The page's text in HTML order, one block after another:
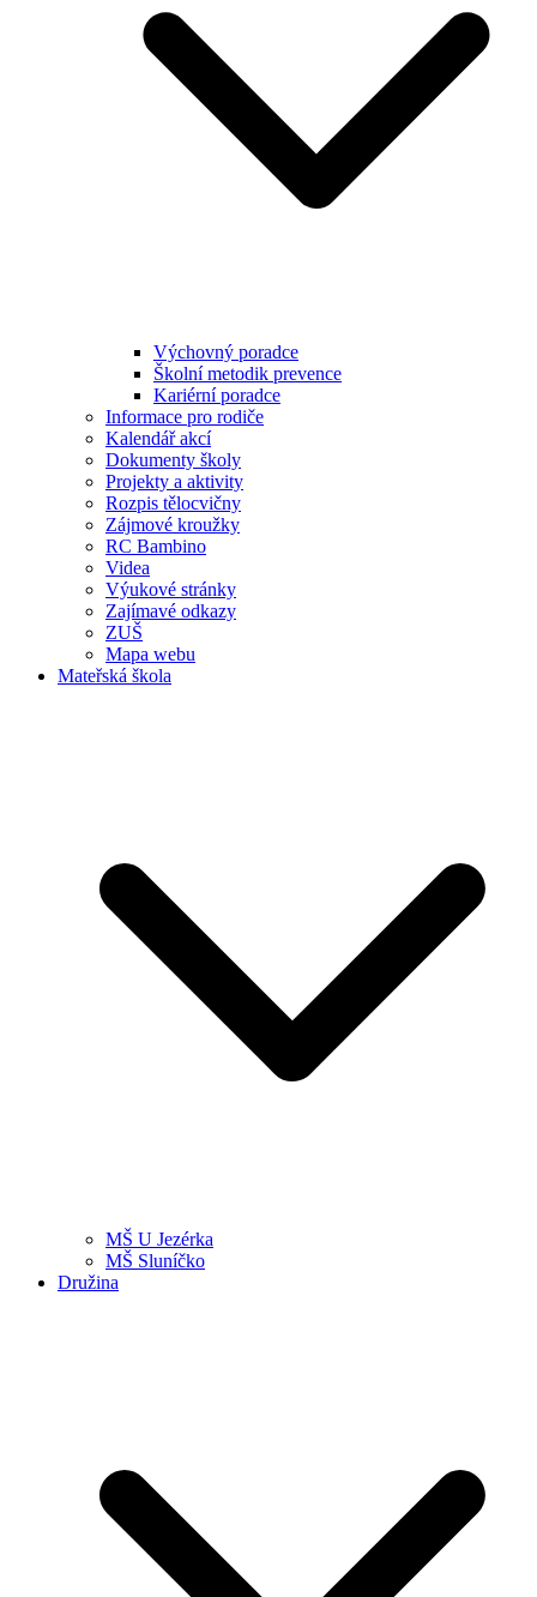
Výchovný poradce
Školní metodik prevence
Kariérní poradce
Informace pro rodiče
Kalendář akcí
Dokumenty školy
Projekty a aktivity
Rozpis tělocvičny
Zájmové kroužky
RC Bambino
Videa
Výukové stránky
Zajímavé odkazy
ZUŠ
Mapa webu
Mateřská škola
MŠ U Jezérka
MŠ Sluníčko
Družina